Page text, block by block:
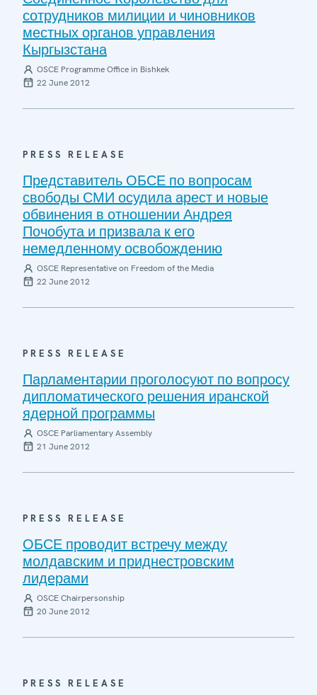
сотрудников милиции и чиновников
местных органов управления
Кыргызстана
OSCE Programme Office in Bishkek
22 June 2012
PRESS RELEASE
Представитель ОБСЕ по вопросам
свободы СМИ осудила арест и новые
обвинения в отношении Андрея
Почобута и призвала к его
немедленному освобождению
OSCE Representative on Freedom of the Media
22 June 2012
PRESS RELEASE
Парламентарии проголосуют по вопросу
дипломатического решения иранской
ядерной программы
OSCE Parliamentary Assembly
21 June 2012
PRESS RELEASE
ОБСЕ проводит встречу между
молдавским и приднестровским
лидерами
OSCE Chairpersonship
20 June 2012
PRESS RELEASE